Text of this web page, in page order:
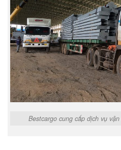
Bestcargo cung cấp dịch vụ